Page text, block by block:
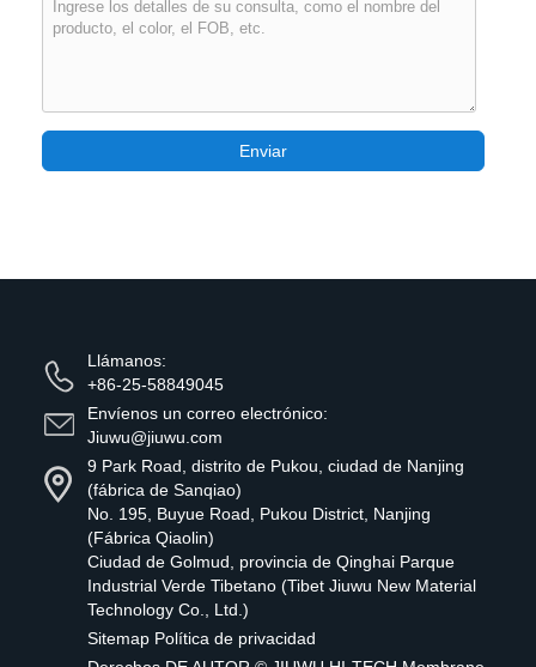
Enviar
Llámanos:
+86-25-58849045
Envíenos un correo electrónico:
Jiuwu@jiuwu.com
9 Park Road, distrito de Pukou, ciudad de Nanjing
(fábrica de Sanqiao)
No. 195, Buyue Road, Pukou District, Nanjing
(Fábrica Qiaolin)
Ciudad de Golmud, provincia de Qinghai Parque
Industrial Verde Tibetano (Tibet Jiuwu New Material
Technology Co., Ltd.)
Sitemap Política de privacidad